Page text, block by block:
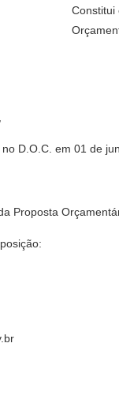
Constitui
no D.O.C. em 01 de
Proposta